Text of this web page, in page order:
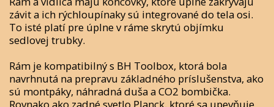
závit a ich rýchloupínaky sú integrované do tela osi.
To isté platí pre úplne v ráme skrytú objímku
sedlovej trubky.
Rám je kompatibilný s BH Toolbox, ktorá bola
navrhnutá na prepravu základného príslušenstva, ako
sú montpáky, náhradná duša a CO2 bombička.